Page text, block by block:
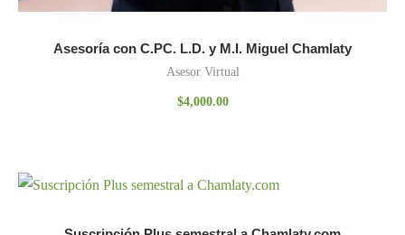
Asesoría con C.PC. L.D. y M.I. Miguel Chamlaty
Asesor Virtual
$4,000.00